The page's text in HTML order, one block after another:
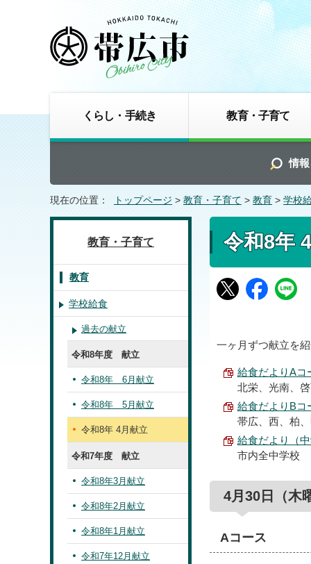
くらし・手続き 教育・子育て
情
現在の位置： トップページ > 教育・子育て > 教育 > 学校
令和8年
一ヶ月ずつ献立を紹
給食だよりAコ
北栄、光南、
給食だよりBコ
帯広、西、柏
給食だより（
市内全中学校
4月30日（木
Aコース
教育・子育て
教育
学校給食
過去の献立
令和8年度 献立
令和8年 6月献立
令和8年 5月献立
令和8年 4月献立
令和7年度 献立
令和8年3月献立
令和8年2月献立
令和8年1月献立
令和7年12月献立